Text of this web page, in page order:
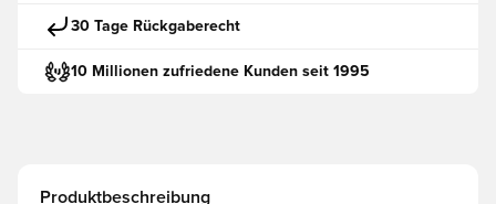
30 Tage Rückgaberecht
10 Millionen zufriedene Kunden seit 1995
Produktbeschreibung